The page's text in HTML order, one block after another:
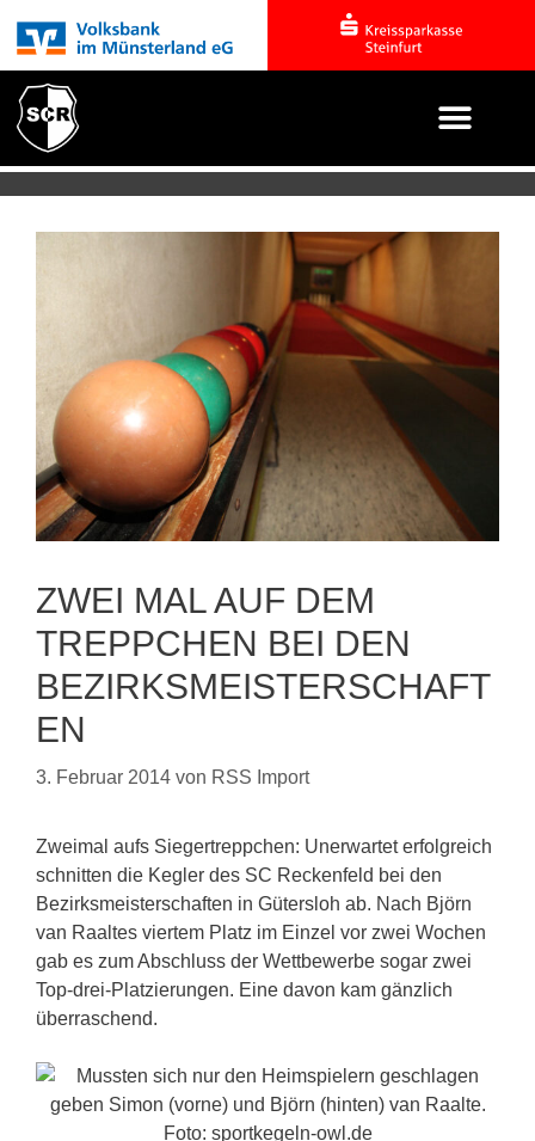
ZWEI MAL AUF DEM
TREPPCHEN BEI DEN
BEZIRKSMEISTERSCHAFT
EN
3. Februar 2014 von RSS Import
Zweimal aufs Siegertreppchen: Unerwartet erfolgreich
schnitten die Kegler des SC Reckenfeld bei den
Bezirksmeisterschaften in Gütersloh ab. Nach Björn
van Raaltes viertem Platz im Einzel vor zwei Wochen
gab es zum Abschluss der Wettbewerbe sogar zwei
Top-drei-Platzierungen. Eine davon kam gänzlich
überraschend.